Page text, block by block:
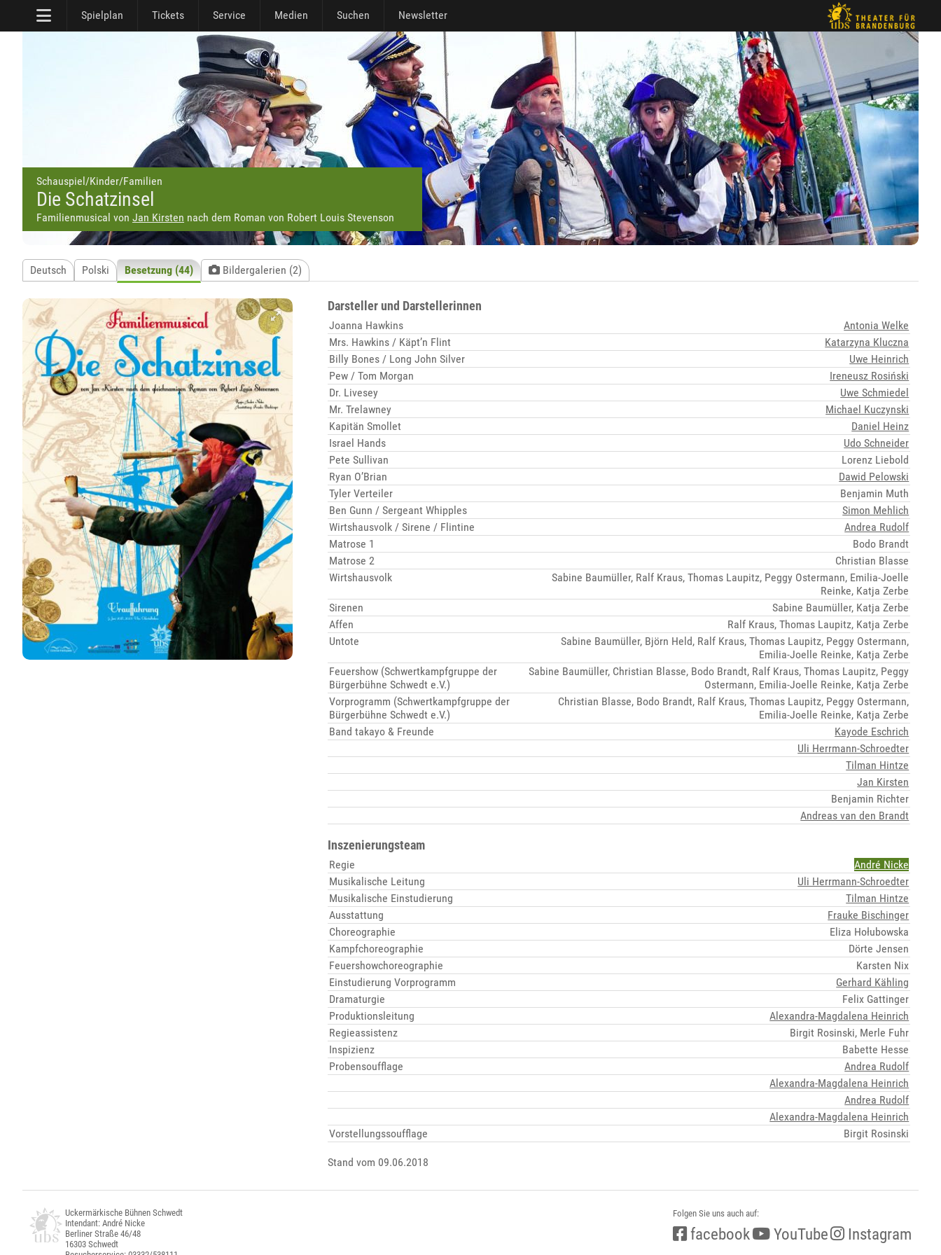
Spielplan Tickets Service Medien Suchen Newsletter
Schauspiel/Kinder/Familien
Die Schatzinsel
Familienmusical von Jan Kirsten nach dem Roman von Robert Louis Stevenson
Deutsch Polski Besetzung (44) Bildergalerien (2)
Darsteller und Darstellerinnen
Joanna Hawkins
Antonia Welke
Mrs. Hawkins / Käpt’n Flint
Katarzyna Kluczna
Billy Bones / Long John Silver
Uwe Heinrich
Pew / Tom Morgan
Ireneusz Rosiński
Dr. Livesey
Uwe Schmiedel
Mr. Trelawney
Michael Kuczynski
Kapitän Smollet
Daniel Heinz
Israel Hands
Udo Schneider
Pete Sullivan
Lorenz Liebold
Ryan O’Brian
Dawid Pelowski
Tyler Verteiler
Benjamin Muth
Ben Gunn / Sergeant Whipples
Simon Mehlich
Wirtshausvolk / Sirene / Flintine
Andrea Rudolf
Matrose 1
Bodo Brandt
Matrose 2
Christian Blasse
Wirtshausvolk
Sabine Baumüller, Ralf Kraus, Thomas Laupitz, Peggy Ostermann, Emilia-Joelle
Reinke, Katja Zerbe
Sirenen
Sabine Baumüller, Katja Zerbe
Affen
Ralf Kraus, Thomas Laupitz, Katja Zerbe
Untote
Sabine Baumüller, Björn Held, Ralf Kraus, Thomas Laupitz, Peggy Ostermann,
Emilia-Joelle Reinke, Katja Zerbe
Feuershow (Schwertkampfgruppe der
Bürgerbühne Schwedt e.V.)
Sabine Baumüller, Christian Blasse, Bodo Brandt, Ralf Kraus, Thomas Laupitz, Peggy
Ostermann, Emilia-Joelle Reinke, Katja Zerbe
Vorprogramm (Schwertkampfgruppe der
Bürgerbühne Schwedt e.V.)
Christian Blasse, Bodo Brandt, Ralf Kraus, Thomas Laupitz, Peggy Ostermann,
Emilia-Joelle Reinke, Katja Zerbe
Band takayo & Freunde
Kayode Eschrich
Uli Herrmann-Schroedter
Tilman Hintze
Jan Kirsten
Benjamin Richter
Andreas van den Brandt
Inszenierungsteam
Regie
André Nicke
Musikalische Leitung
Uli Herrmann-Schroedter
Musikalische Einstudierung
Tilman Hintze
Ausstattung
Frauke Bischinger
Choreographie
Eliza Hołubowska
Kampfchoreographie
Dörte Jensen
Feuershowchoreographie
Karsten Nix
Einstudierung Vorprogramm
Gerhard Kähling
Dramaturgie
Felix Gattinger
Produktionsleitung
Alexandra-Magdalena Heinrich
Regieassistenz
Birgit Rosinski, Merle Fuhr
Inspizienz
Babette Hesse
Probensoufflage
Andrea Rudolf
Alexandra-Magdalena Heinrich
Andrea Rudolf
Alexandra-Magdalena Heinrich
Vorstellungssoufflage
Birgit Rosinski
Stand vom 09.06.2018
Uckermärkische Bühnen Schwedt
Intendant: André Nicke
Berliner Straße 46/48
16303 Schwedt
Folgen Sie uns auch auf:
facebook YouTube Instagram